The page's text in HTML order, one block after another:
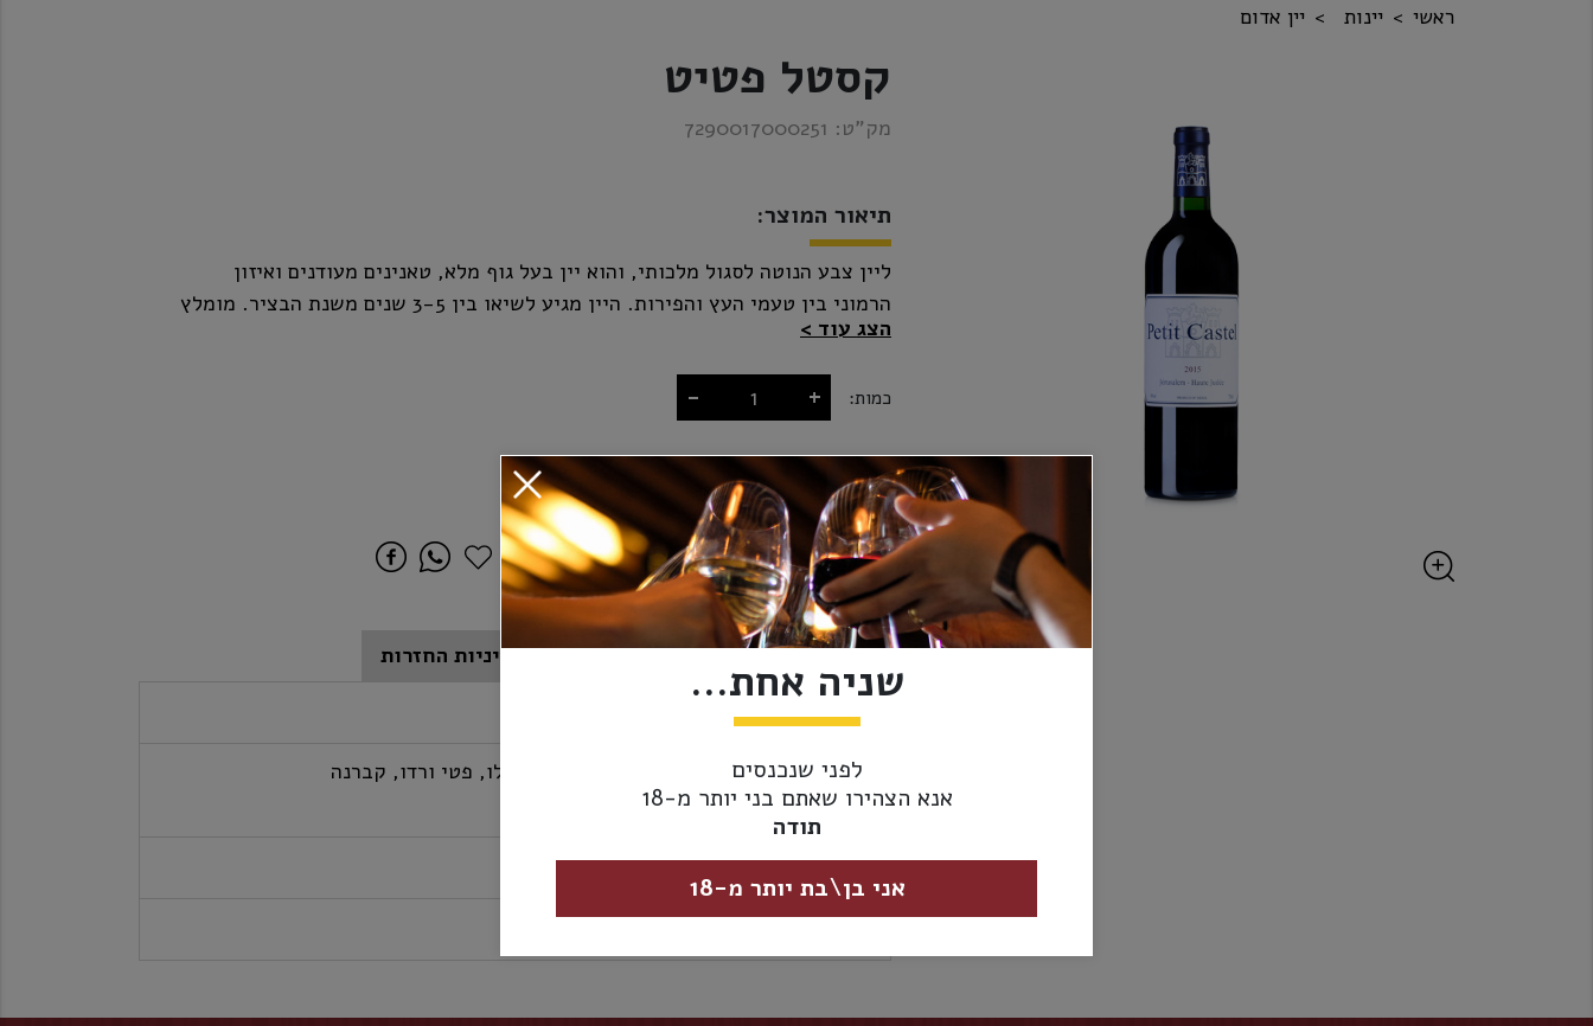
ראשי יינות יין אדום
קסטל פטיט
מק”ט: 7290017000251
תיאור המוצר:
ליין צבע הנוטה לסגול מלכותי, והוא יין בעל גוף מלא, טאנינים מעודנים ואיזון
הרמוני בין טעמי העץ והפירות. היין מגיע לשיאו בין 3-5 שנים משנת הבציר. מומלץ
לחדרר את היין טרם ההגשה
הצג עוד
כמות: - +
₪119.00
הוסף לסל
מידע נוסף אספקה ומשלוחים
מדיניות החזרות
ארץ יצור:
זני ענבים:
קברנה סוביניון, מרלו, פטי ורדו, קברנה
פרנק ומלבק
כשרות: כשר
גודל בקבוק: 750 מ"ל (רגיל)
שניה אחת...
לפני שנכנסים
אנא הצהירו שאתם בני יותר מ-18
תודה
אני בן\בת יותר מ-18